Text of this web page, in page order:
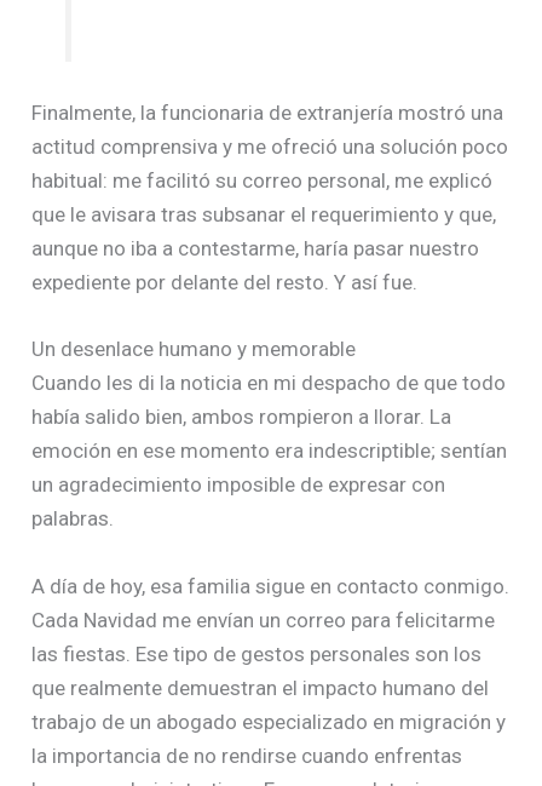
Finalmente, la funcionaria de extranjería mostró una
actitud comprensiva y me ofreció una solución poco
habitual: me facilitó su correo personal, me explicó
que le avisara tras subsanar el requerimiento y que,
aunque no iba a contestarme, haría pasar nuestro
expediente por delante del resto. Y así fue.
Un desenlace humano y memorable
Cuando les di la noticia en mi despacho de que todo
había salido bien, ambos rompieron a llorar. La
emoción en ese momento era indescriptible; sentían
un agradecimiento imposible de expresar con
palabras.
A día de hoy, esa familia sigue en contacto conmigo.
Cada Navidad me envían un correo para felicitarme
las fiestas. Ese tipo de gestos personales son los
que realmente demuestran el impacto humano del
trabajo de un abogado especializado en migración y
la importancia de no rendirse cuando enfrentas